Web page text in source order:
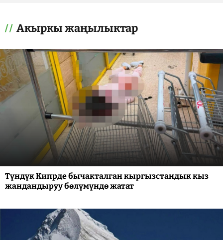
Акыркы жаңылыктар
Түндүк Кипрде бычакталган кыргызстандык кыз
жандандыруу бөлүмүндө жатат